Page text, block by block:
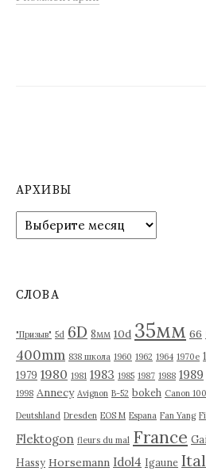
АРХИВЫ
р
в
СЛОВА
"Призыв" 5d 6D 8мм 10d 35мм 66
400mm 838 школа 1960 1962 1964 1970е
1979 1980 1981 1983 1985 1987 1988 1989
1998 Annecy Avignon B-52 bokeh Canon
Deutshland Dresden EOS M Espana Fan Yang
Flektogon fleurs du mal France
Hassy Horsemann Idol4 Igaune